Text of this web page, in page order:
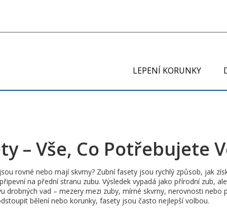
LEPENÍ KORUNKY
– Vše, Co Potřebujete
rovné nebo mají skvrny? Zubní fasety jsou rychlý způsob, jak
na přední stranu zubu. Výsledek vypadá jako přírodní zub,
drobných vad – mezery mezi zuby, mírné skvrny, nerovnosti
bělení nebo korunky, fasety jsou často nejlepší volbou.